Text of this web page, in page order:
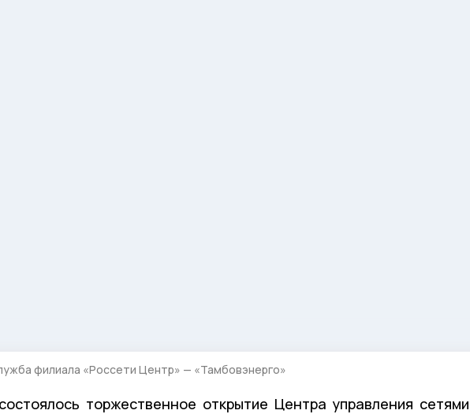
филиала «Россети Центр» — «Тамбовэнерго»
торжественное открытие Центра управления сетями